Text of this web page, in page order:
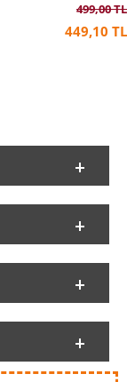
499,00 TL
449,10 TL